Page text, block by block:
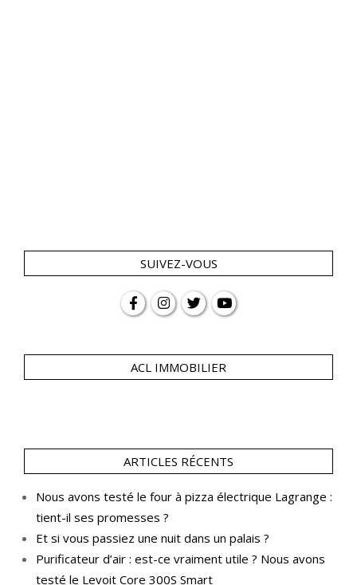
SUIVEZ-VOUS
ACL IMMOBILIER
ARTICLES RÉCENTS
Nous avons testé le four à pizza électrique Lagrange :
tient-il ses promesses ?
Et si vous passiez une nuit dans un palais ?
Purificateur d’air : est-ce vraiment utile ? Nous avons
testé le Levoit Core 300S Smart